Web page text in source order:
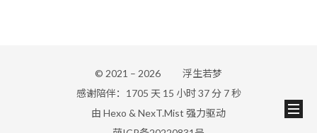
© 2021 – 2026
浮生若梦
感谢陪伴：1705 天 15 小时 37 分 7 秒
由 Hexo & NexT.Mist 强力驱动